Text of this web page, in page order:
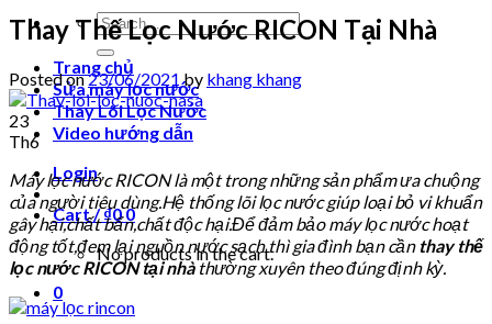
Search
for:
Trang chủ
Sửa máy lọc nước
Thay Lõi Lọc Nước
Video hướng dẫn
Login
Cart /₫00
No products in the cart.
0
Thay Thế Lọc Nước RICON Tại Nhà
Posted on23/06/2021by khang khang
23
Th6
Máy lọc nước RICON là một trong những sản phẩm ưa chuộng
của người tiêu dùng.Hệ thống lõi lọc nước giúp loại bỏ vi khuẩn
gây hại,chất bẩn,chất độc hại.Để đảm bảo máy lọc nước hoạt
động tốt,đem lại nguồn nước sạch thì gia đình bạn cần thay thế
lọc nước RICON tại nhàthường xuyên theo đúng định kỳ.